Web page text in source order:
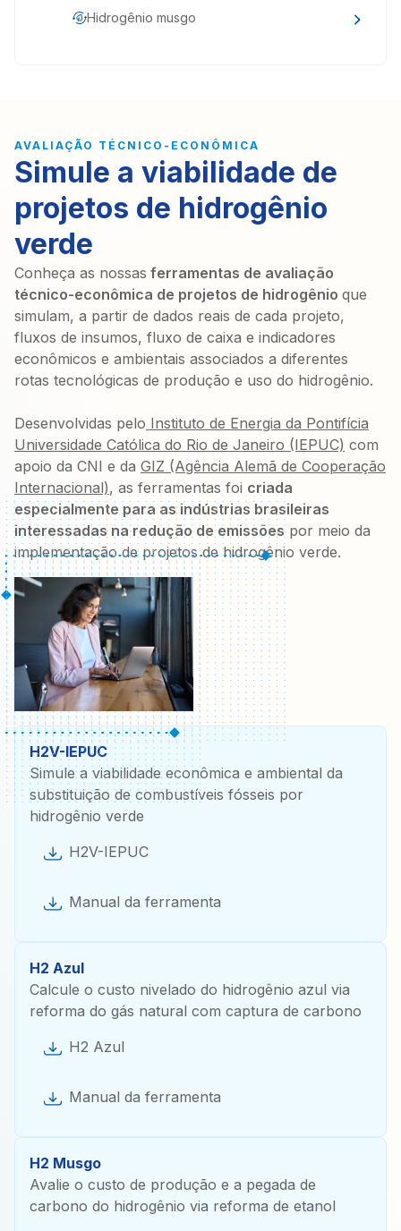
Hidrogênio musgo
AVALIAÇÃO TÉCNICO-ECONÔMICA
Simule a viabilidade de
projetos de hidrogênio
verde
Conheça as nossas ferramentas de avaliação
técnico-econômica de projetos de hidrogênio que
simulam, a partir de dados reais de cada projeto,
fluxos de insumos, fluxo de caixa e indicadores
econômicos e ambientais associados a diferentes
rotas tecnológicas de produção e uso do hidrogênio.
Desenvolvidas pelo Instituto de Energia da Pontifícia
Universidade Católica do Rio de Janeiro (IEPUC) com
apoio da CNI e da GIZ (Agência Alemã de Cooperação
Internacional), as ferramentas foi criada
especialmente para as indústrias brasileiras
interessadas na redução de emissõespor meio da
implementação de projetos de hidrogênio verde.
H2V-IEPUC
Simule a viabilidade econômica e ambiental da
substituição de combustíveis fósseis por
hidrogênio verde
H2V-IEPUC
Manual da ferramenta
H2 Azul
Calcule o custo nivelado do hidrogênio azul via
reforma do gás natural com captura de carbono
H2 Azul
Manual da ferramenta
H2 Musgo
Avalie o custo de produção e a pegada de
carbono do hidrogênio via reforma de etanol